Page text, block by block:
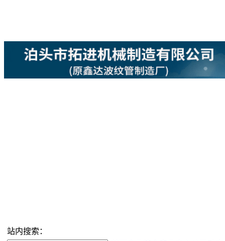
站内搜索：